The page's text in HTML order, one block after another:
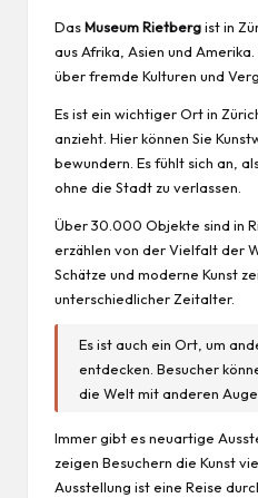
DasMuseum Rietbergist in
aus Afrika, Asien und
über fremde Kulturen und
Es ist ein wichtiger Ort in
anzieht. Hier können Sie
bewundern. Es fühlt sich an,
ohne die Stadt zu verlassen.
Über 30.000 Objekte sind in
erzählen von der Vielfalt der
Schätze und moderne Kunst
unterschiedlicher Zeitalter.
Es ist auch ein Ort, um
entdecken. Besucher
die Welt mit anderen
Immer gibt es neuartige
zeigen Besuchern die Kunst
Ausstellung ist eine Reise